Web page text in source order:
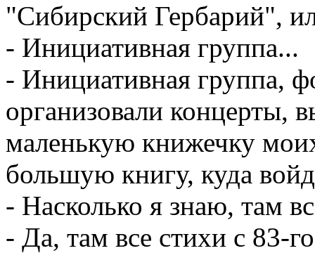
"Сибирский Гербарий",
- Инициативная группа...
- Инициативная группа,
организовали концерты,
маленькую книжечку
большую книгу, куда
- Насколько я знаю, там
- Да, там все стихи с 83-